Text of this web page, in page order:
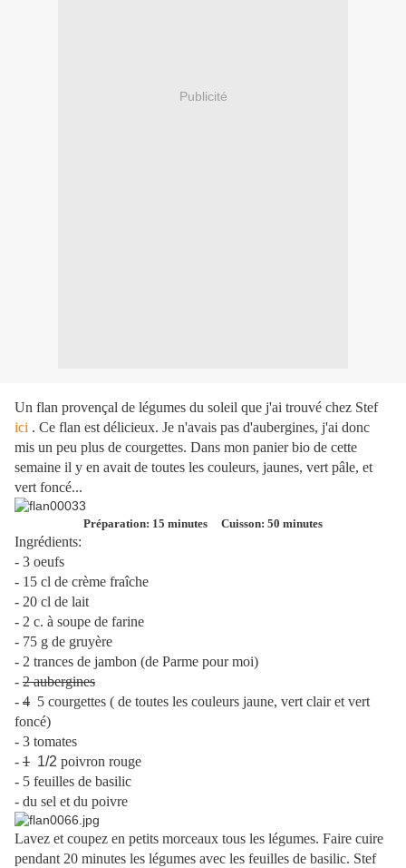
Publicité
Un flan provençal de légumes du soleil que j'ai trouvé chez Stef
ici . Ce flan est délicieux. Je n'avais pas d'aubergines, j'ai donc
mis un peu plus de courgettes. Dans mon panier bio de cette
semaine il y en avait de toutes les couleurs, jaunes, vert pâle, et
vert foncé...
Préparation: 15 minutes Cuisson: 50 minutes
Ingrédients:
- 3 oeufs
- 15 cl de crème fraîche
- 20 cl de lait
- 2 c. à soupe de farine
- 75 g de gruyère
- 2 trances de jambon (de Parme pour moi)
- 2 aubergines
- 4 5 courgettes ( de toutes les couleurs jaune, vert clair et vert
foncé)
- 3 tomates
- 1 1/2 poivron rouge
- 5 feuilles de basilic
- du sel et du poivre
Lavez et coupez en petits morceaux tous les légumes. Faire cuire
pendant 20 minutes les légumes avec les feuilles de basilic. Stef